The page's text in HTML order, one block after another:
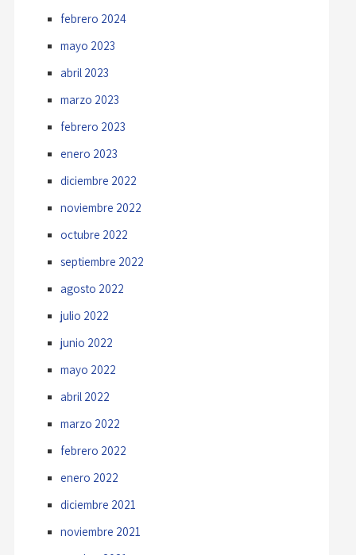
febrero 2024
mayo 2023
abril 2023
marzo 2023
febrero 2023
enero 2023
diciembre 2022
noviembre 2022
octubre 2022
septiembre 2022
agosto 2022
julio 2022
junio 2022
mayo 2022
abril 2022
marzo 2022
febrero 2022
enero 2022
diciembre 2021
noviembre 2021